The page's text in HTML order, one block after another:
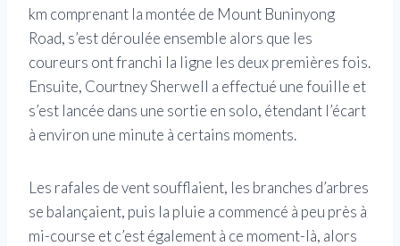
km comprenant la montée de Mount Buninyong
Road, s’est déroulée ensemble alors que les
coureurs ont franchi la ligne les deux premières fois.
Ensuite, Courtney Sherwell a effectué une fouille et
s’est lancée dans une sortie en solo, étendant l’écart
à environ une minute à certains moments.
Les rafales de vent soufflaient, les branches d’arbres
se balançaient, puis la pluie a commencé à peu près à
mi-course et c’est également à ce moment-là, alors